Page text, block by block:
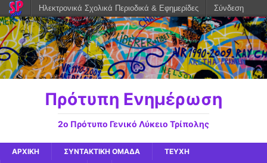
Πρότυπη Ενημέρωση
2ο Πρότυπο Γενικό Λύκειο Τρίπολης
ΑΡΧΙΚΉ ΣΥΝΤΑΚΤΙΚΉ ΟΜΆΔΑ
ΤΕΥΧΗ
Ηλεκτρονικά Σχολικά Περιοδικά & Εφημερίδες Σύνδεση